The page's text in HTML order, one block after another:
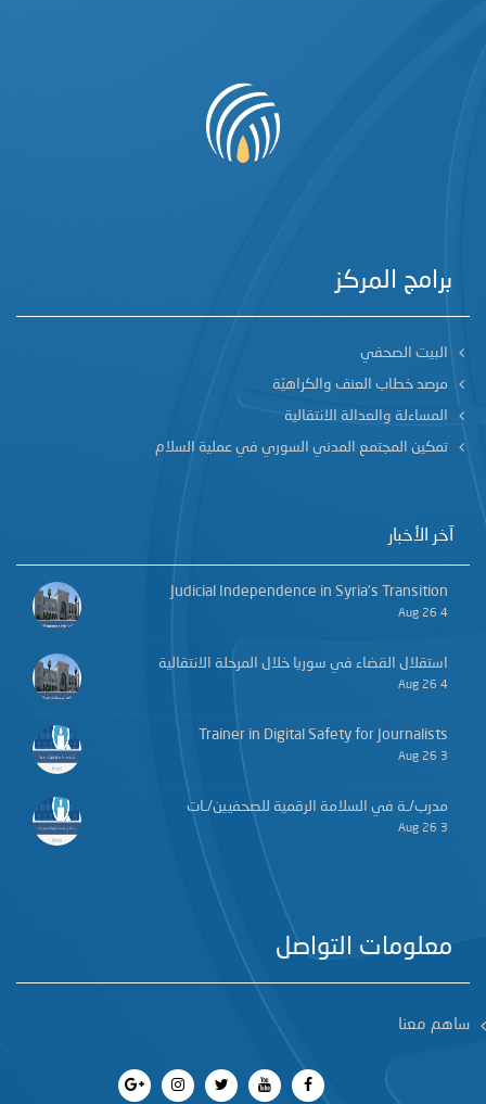
برامج المركز
البيت الصحفي
مرصد خطاب العنف والكراهيّة
المساءلة والعدالة الانتقالية
تمكين المجتمع المدني السوري في عملية السلام
آخر الأخبار
Judicial Independence in Syria’s Transition
4 Aug 26
استقلال القضاء في سوريا خلال المرحلة الانتقالية
4 Aug 26
Trainer in Digital Safety for Journalists
3 Aug 26
مدرب/ـة في السلامة الرقمية للصحفيين/ـات
3 Aug 26
معلومات التواصل
ساهم معنا